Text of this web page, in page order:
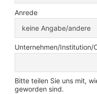
Anrede
Unternehmen/Institution/
Bitte teilen Sie uns mit,
geworden sind.